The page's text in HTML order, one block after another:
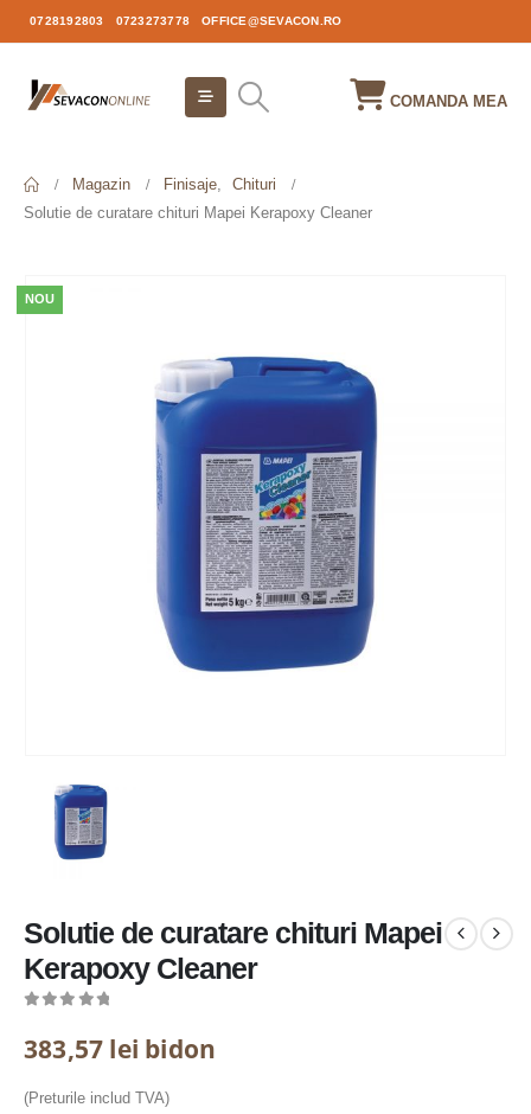
0728192803 0723273778 OFFICE@SEVACON.RO
COMANDA MEA
Magazin Finisaje,
Chituri
Solutie de curatare chituri Mapei Kerapoxy Cleaner
NOU
Solutie de curatare chituri Mapei
Kerapoxy Cleaner
383,57 lei bidon
(Preturile includ TVA)